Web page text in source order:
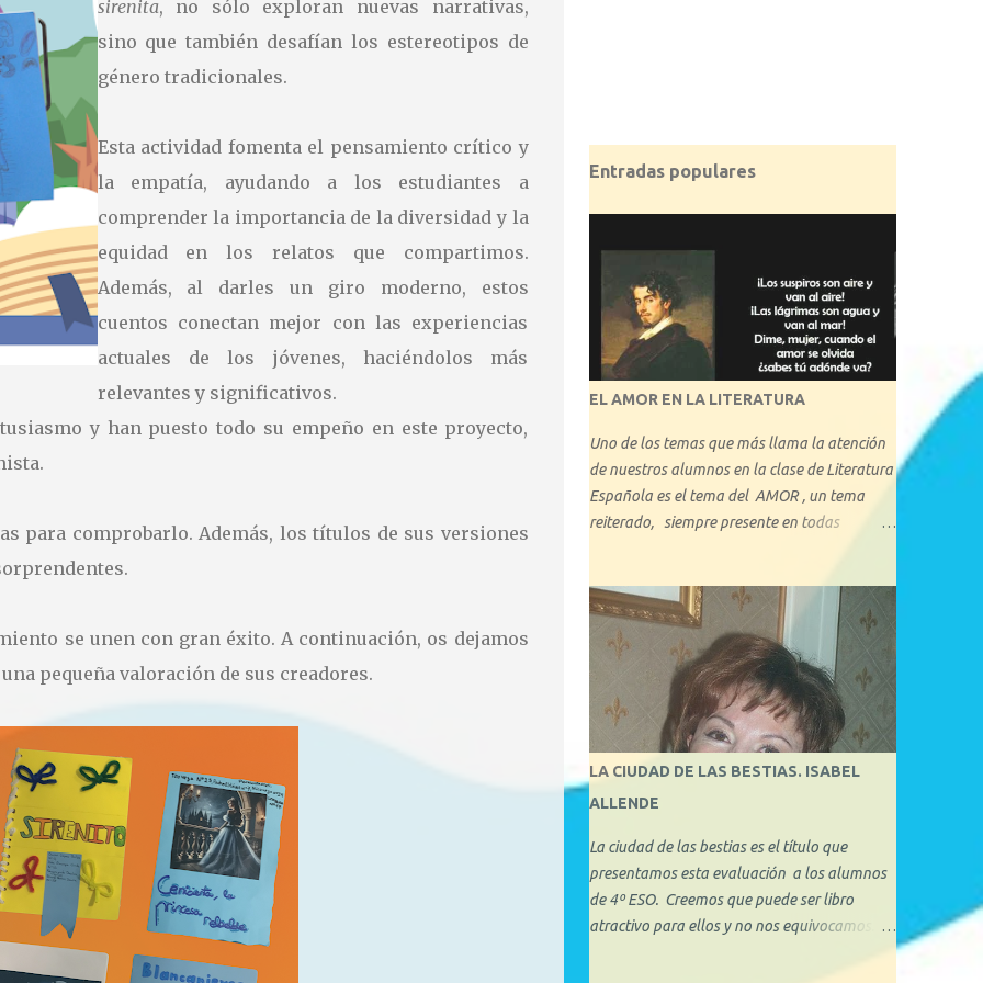
sirenita, no sólo exploran nuevas narrativas,
sino que también desafían los estereotipos de
género tradicionales.
Esta actividad fomenta el pensamiento crítico y
la empatía, ayudando a los estudiantes a
comprender la importancia de la diversidad y la
equidad en los relatos que compartimos.
Además, al darles un giro moderno, estos
cuentos conectan mejor con las experiencias
actuales de los jóvenes, haciéndolos más
relevantes y significativos.
y han puesto todo su empeño en este proyecto,
para comprobarlo. Además, los títulos de sus versiones
se unen con gran éxito. A continuación, os dejamos
pequeña valoración de sus creadores.
Entradas populares
EL AMOR EN LA LITERATURA
Uno de los temas que más llama la atención
de nuestros alumnos en la clase de Literatura
Española es el tema del AMOR , un tema
reiterado, siempre presente en todas
enamorados, se nos ha ocurrido hacer una
reseña explicando cuáles son los tipos de
amor que nos hemos encontrado a lo largo
de la historia de la Literatura. Con 1º de
Bachillerato y 3º ESO hemos tratado
minuciosamente el amor cortés medieval, y
amor idealizado de los libros de caballerías y
novelas sentimentales, algo que les ha
llamado mucho la atención, ya que en
pequeños aspectos, no se aleja demasiado
del amor actual. En este blog describiremos
brevemente algunos de los tipos de amor
LA CIUDAD DE LAS BESTIAS. ISABEL
ALLENDE
La ciudad de las bestias es el título que
presentamos esta evaluación a los alumnos
de 4º ESO. Creemos que puede ser libro
atractivo para ellos y no nos equivocamos.